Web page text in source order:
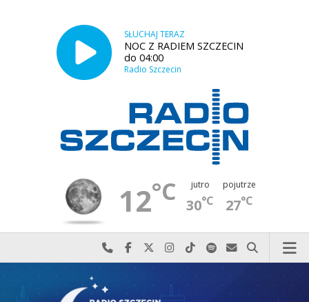
SŁUCHAJ TERAZ
NOC Z RADIEM SZCZECIN
do 04:00
Radio Szczecin
12°C jutro
30°C
pojutrze
27°C
Najlepiej po prostu do nas zadzwoń
Odwiedź nas na Facebook-u
Odwiedź nas na X
Odwiedź nas na Instagram-ie
Odwiedź nas na TikTok-u
Szukaj nas na Spotify
Wyślij do nas
Szukaj